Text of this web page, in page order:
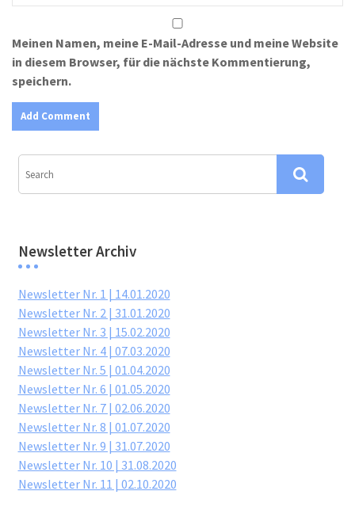
Meinen Namen, meine E-Mail-Adresse und meine Website
in diesem Browser, für die nächste Kommentierung,
speichern.
Newsletter Archiv
Newsletter Nr. 1 | 14.01.2020
Newsletter Nr. 2 | 31.01.2020
Newsletter Nr. 3 | 15.02.2020
Newsletter Nr. 4 | 07.03.2020
Newsletter Nr. 5 | 01.04.2020
Newsletter Nr. 6 | 01.05.2020
Newsletter Nr. 7 | 02.06.2020
Newsletter Nr. 8 | 01.07.2020
Newsletter Nr. 9 | 31.07.2020
Newsletter Nr. 10 | 31.08.2020
Newsletter Nr. 11 | 02.10.2020